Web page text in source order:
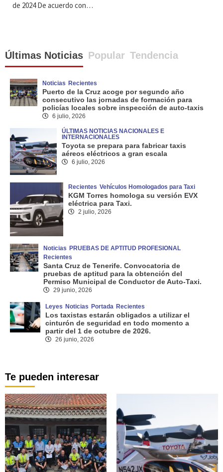
de 2024 De acuerdo con…
Últimas Noticias Popular Tendencia
Noticias Recientes
Puerto de la Cruz acoge por segundo año
consecutivo las jornadas de formación para
policías locales sobre inspección de auto-taxis
6 julio, 2026
ÚLTIMAS NOTICIAS NACIONALES E
INTERNACIONALES
Toyota se prepara para fabricar taxis
aéreos eléctricos a gran escala
6 julio, 2026
Recientes Vehículos Homologados para Taxi
KGM Torres homologa su versión EVX
eléctrica para Taxi.
2 julio, 2026
Noticias PRUEBAS DE APTITUD PROFESIONAL
Recientes
Santa Cruz de Tenerife. Convocatoria de
pruebas de aptitud para la obtención del
Permiso Municipal de Conductor de Auto-Taxi.
29 junio, 2026
Leyes Noticias Portada Recientes
Los taxistas estarán obligados a utilizar el
cinturón de seguridad en todo momento a
partir del 1 de octubre de 2026.
26 junio, 2026
Te pueden interesar